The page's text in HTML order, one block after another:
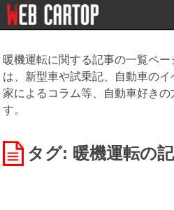
暖機運転に関する記事の一覧ペ
は、新型車や試乗記、自動車の
家によるコラム等、自動車好き
す。
タグ: 暖機運転の